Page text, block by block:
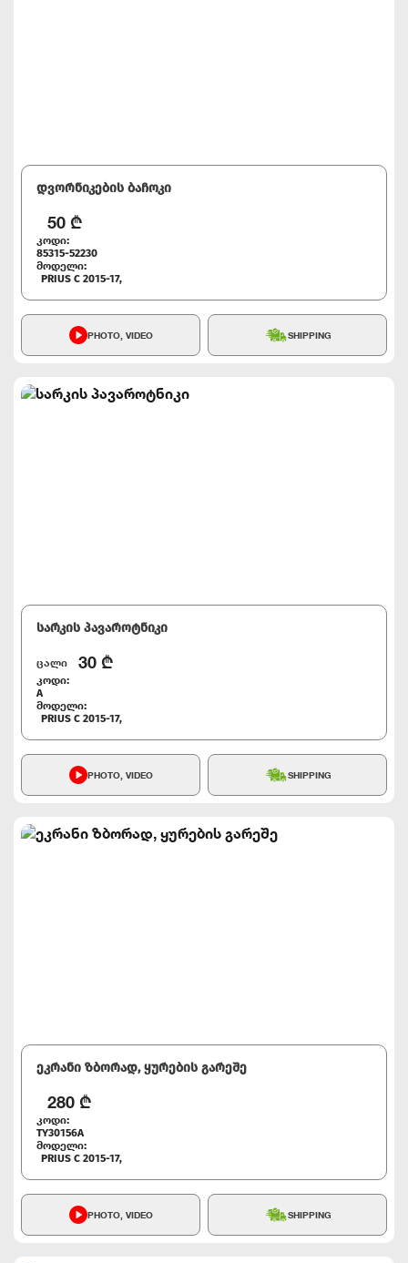
დვორნიკების ბაჩოკი
50 ₾
კოდი:
85315-52230
მოდელი:
PRIUS C 2015-17,
PHOTO, VIDEO SHIPPING
სარკის პავაროტნიკი
ცალი 30 ₾
კოდი:
A
მოდელი:
PRIUS C 2015-17,
PHOTO, VIDEO SHIPPING
ეკრანი ზბორად, ყურების გარეშე
280 ₾
კოდი:
TY30156A
მოდელი:
PRIUS C 2015-17,
PHOTO, VIDEO SHIPPING